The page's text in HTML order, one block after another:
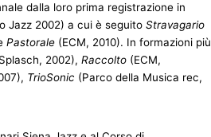
dalla loro prima registrazione in
Jazz 2002) a cui è seguito Stravagario
Pastorale(ECM, 2010). In formazioni più
2002), Raccolto (ECM,
TrioSonic (Parco della Musica rec,